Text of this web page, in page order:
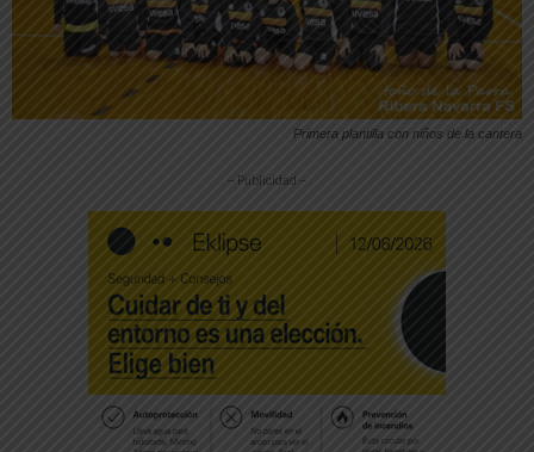
Primera plantilla con niños de la cantera
-- Publicidad --